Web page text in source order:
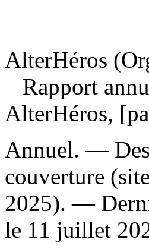
AlterHéros
Rapport
AlterHéros,
Annuel. —
couverture
2025). —
le 11 juillet